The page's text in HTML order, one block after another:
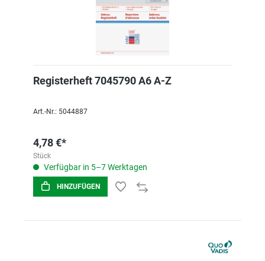
Registerheft 7045790 A6 A-Z
Art.-Nr.: 5044887
4,78 €*
Stück
Verfügbar in 5–7 Werktagen
HINZUFÜGEN